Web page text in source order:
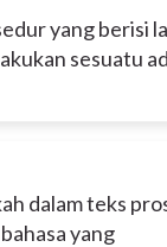
yang berisi
sesuatu
dalam teks
yang